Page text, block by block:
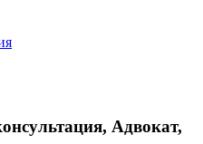
Адвокат,